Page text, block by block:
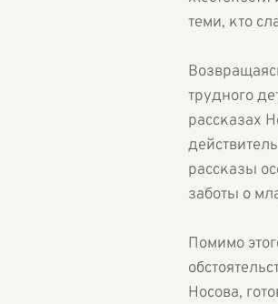
теми, кто
трудного
рассказах
рассказы
заботы о
Помимо
Носова,